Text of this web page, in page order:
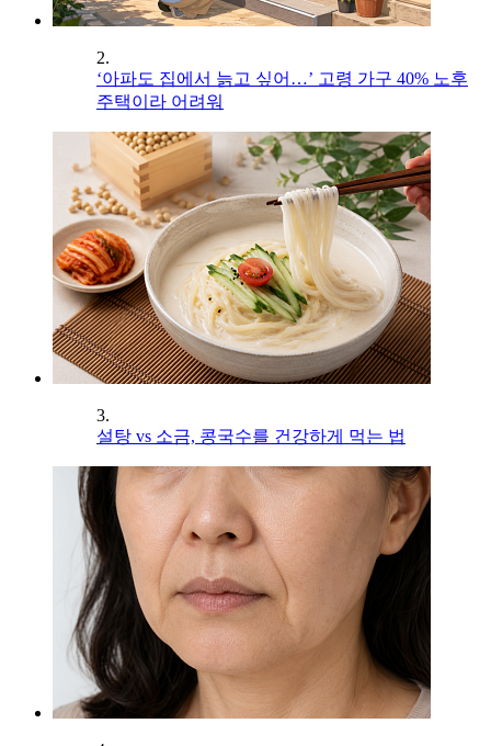
2.
‘아파도 집에서 늙고 싶어…’ 고령 가구 40% 노후
주택이라 어려워
3.
설탕 vs 소금, 콩국수를 건강하게 먹는 법